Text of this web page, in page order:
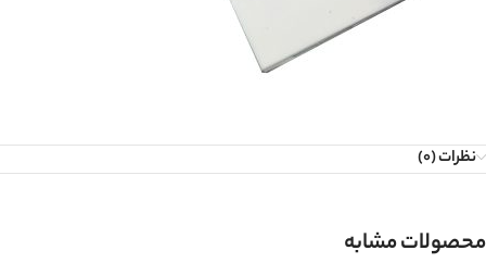
نظرات (0)
محصولات مشابه